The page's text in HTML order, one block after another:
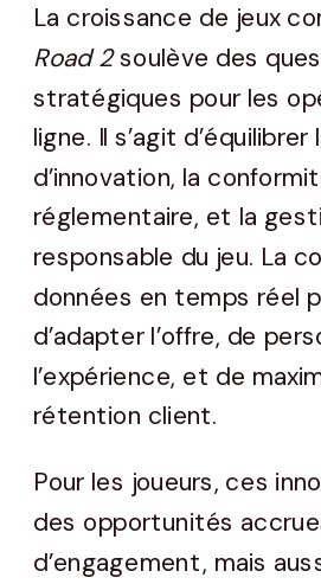
La croissance de jeux
Road 2soulève des
stratégiques pour les
ligne. Il s’agit
d’innovation, la
réglementaire, et la
responsable du jeu. La
données en temps réel
d’adapter l’offre, de
l’expérience, et de
rétention client.
Pour les joueurs, ces
des opportunités
d’engagement, mais